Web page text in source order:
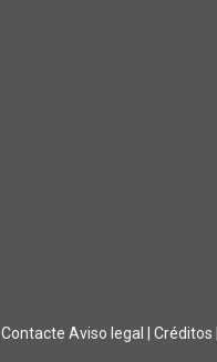
Contacte Aviso legal Créditos